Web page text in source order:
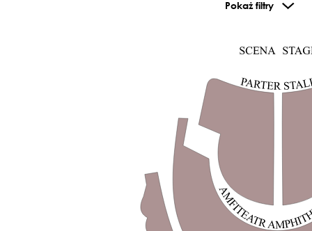
Pokaż filtry